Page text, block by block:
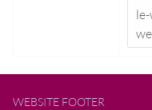
WEBSITE FOOTER